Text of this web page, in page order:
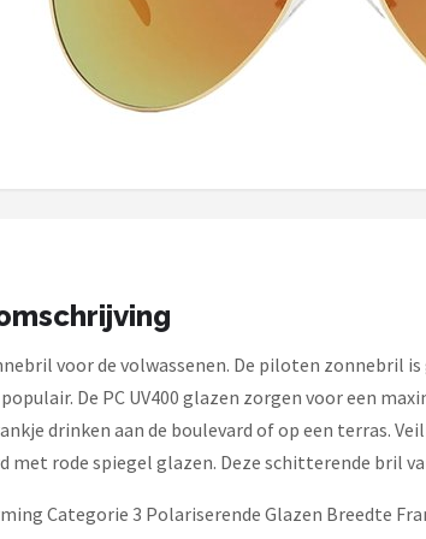
voor de volwassenen. De piloten zonnebril
De PC UV400 glazen zorgen voor een
drinken aan de boulevard of op een terras.
met rode spiegel glazen. Deze schitterende bril
Categorie 3 Polariserende Glazen Breedte